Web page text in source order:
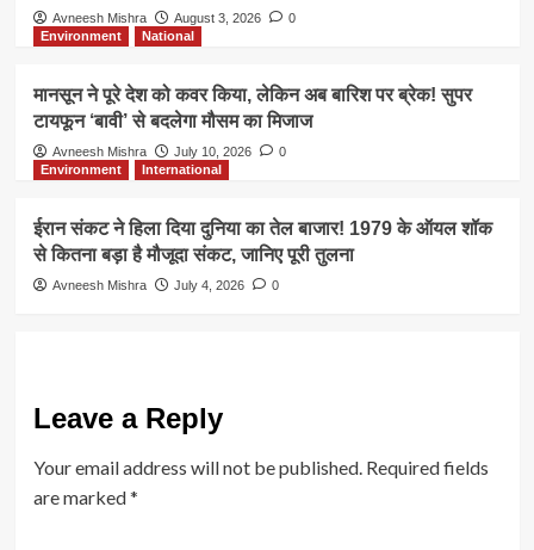
Avneesh Mishra August 3, 2026
0
Environment
National
मानसून ने पूरे देश को कवर किया, लेकिन अब बारिश पर ब्रेक! सुपर
टायफून ‘बावी’ से बदलेगा मौसम का मिजाज
Avneesh Mishra July 10, 2026
0
Environment
International
ईरान संकट ने हिला दिया दुनिया का तेल बाजार! 1979 के ऑयल शॉक
से कितना बड़ा है मौजूदा संकट, जानिए पूरी तुलना
Avneesh Mishra July 4, 2026 0
Leave a Reply
Your email address will not be published. Required fields
are marked*